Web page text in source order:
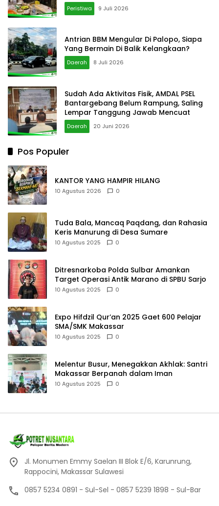
Peristiwa 9 Juli 2026
Antrian BBM Mengular Di Palopo, Siapa
Yang Bermain Di Balik Kelangkaan?
Daerah 8 Juli 2026
Sudah Ada Aktivitas Fisik, AMDAL PSEL
Bantargebang Belum Rampung, Saling
Lempar Tanggung Jawab Mencuat
Daerah 20 Juni 2026
Pos Populer
KANTOR YANG HAMPIR HILANG
10 Agustus 2026 0
Tuda Bala, Mancaq Paqdang, dan Rahasia
Keris Manurung di Desa Sumare
10 Agustus 2025 0
Ditresnarkoba Polda Sulbar Amankan
Target Operasi Antik Marano di SPBU Sarjo
10 Agustus 2025 0
Expo Hifdzil Qur’an 2025 Gaet 600 Pelajar
SMA/SMK Makassar
10 Agustus 2025 0
Melentur Busur, Menegakkan Akhlak: Santri
Makassar Berpanah dalam Iman
10 Agustus 2025 0
Jl. Monumen Emmy Saelan III Blok E/6, Karunrung,
Rappocini, Makassar Sulawesi
0857 5234 0891 - Sul-Sel - 0857 5239 1898 - Sul-Bar